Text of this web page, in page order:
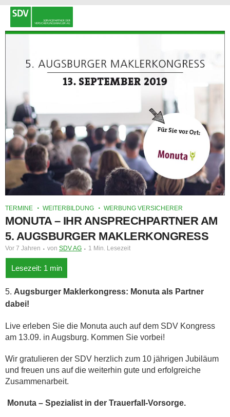
TERMINE WEITERBILDUNG WERBUNG VERSICHERER
MONUTA – IHR ANSPRECHPARTNER AM
5. AUGSBURGER MAKLERKONGRESS
Vor 7 Jahren von SDV AG 1 Min. Lesezeit
Augsburger Maklerkongress: Monuta als Partner
dabei!
Live erleben Sie die Monuta auch auf dem SDV Kongress
am 13.09. in Augsburg. Kommen Sie vorbei!
Wir gratulieren der SDV herzlich zum 10 jährigen Jubiläum
und freuen uns auf die weiterhin gute und erfolgreiche
Zusammenarbeit.
Monuta – Spezialist in der Trauerfall-Vorsorge.